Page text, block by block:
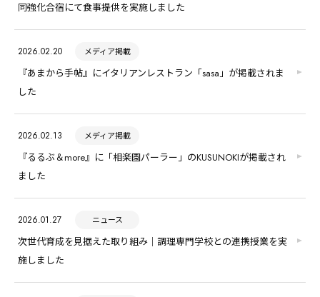
同強化合宿にて食事提供を実施しました
2026.02.20 メディア掲載
『あまから手帖』にイタリアンレストラン「sasa」が掲載されま
した
2026.02.13 メディア掲載
『るるぶ＆more』に「相楽園パーラー」のKUSUNOKIが掲載され
ました
2026.01.27 ニュース
次世代育成を見据えた取り組み｜調理専門学校との連携授業を実
施しました